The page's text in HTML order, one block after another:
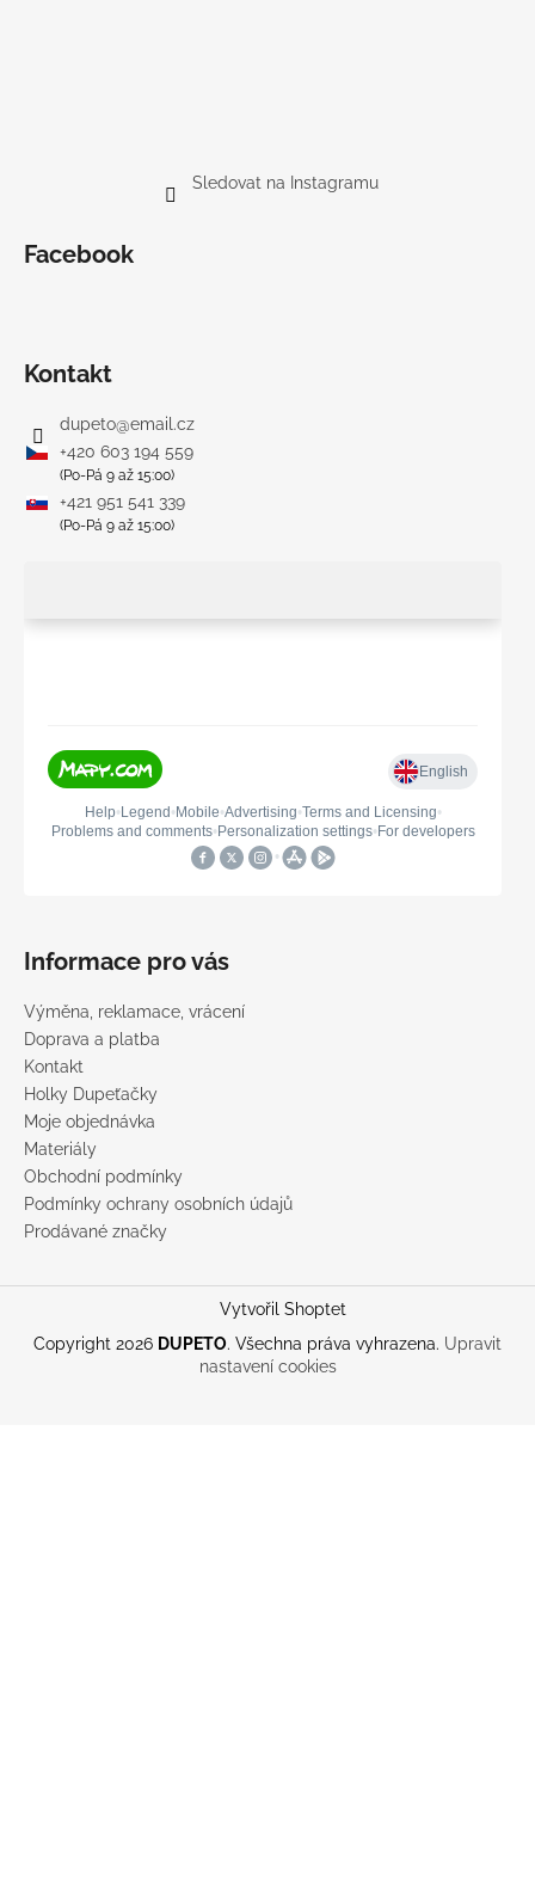
Sledovat na Instagramu
Facebook
Kontakt
dupeto@email.cz
+420 603 194 559
(Po-Pá 9 až 15:00)
+421 951 541 339
(Po-Pá 9 až 15:00)
Informace pro vás
Výměna, reklamace, vrácení
Doprava a platba
Kontakt
Holky Dupeťačky
Moje objednávka
Materiály
Obchodní podmínky
Podmínky ochrany osobních údajů
Prodávané značky
Vytvořil Shoptet
Copyright 2026 DUPETO. Všechna práva vyhrazena. Upravit
nastavení cookies